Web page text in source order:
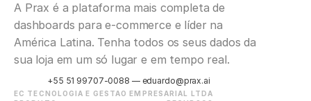
A Prax é a plataforma mais completa de
dashboards para e-commerce e líder na
América Latina. Tenha todos os seus dados da
sua loja em um só lugar e em tempo real.
+55 51 99707-0088 — eduardo@prax.ai
EC TECNOLOGIA E GESTAO EMPRESARIAL LTDA